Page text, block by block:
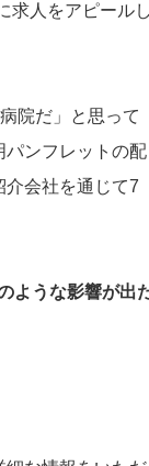
求人をアピール
院だ」と思って
パンフレットの配
会社を通じて7
ような影響が出